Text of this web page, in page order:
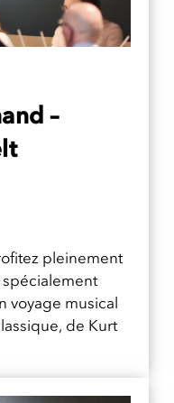
–
pleinement
voyage musical
de Kurt